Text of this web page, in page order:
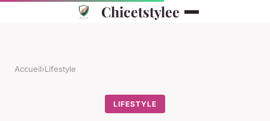
Chicetstylee
Accueil›Lifestyle
LIFESTYLE